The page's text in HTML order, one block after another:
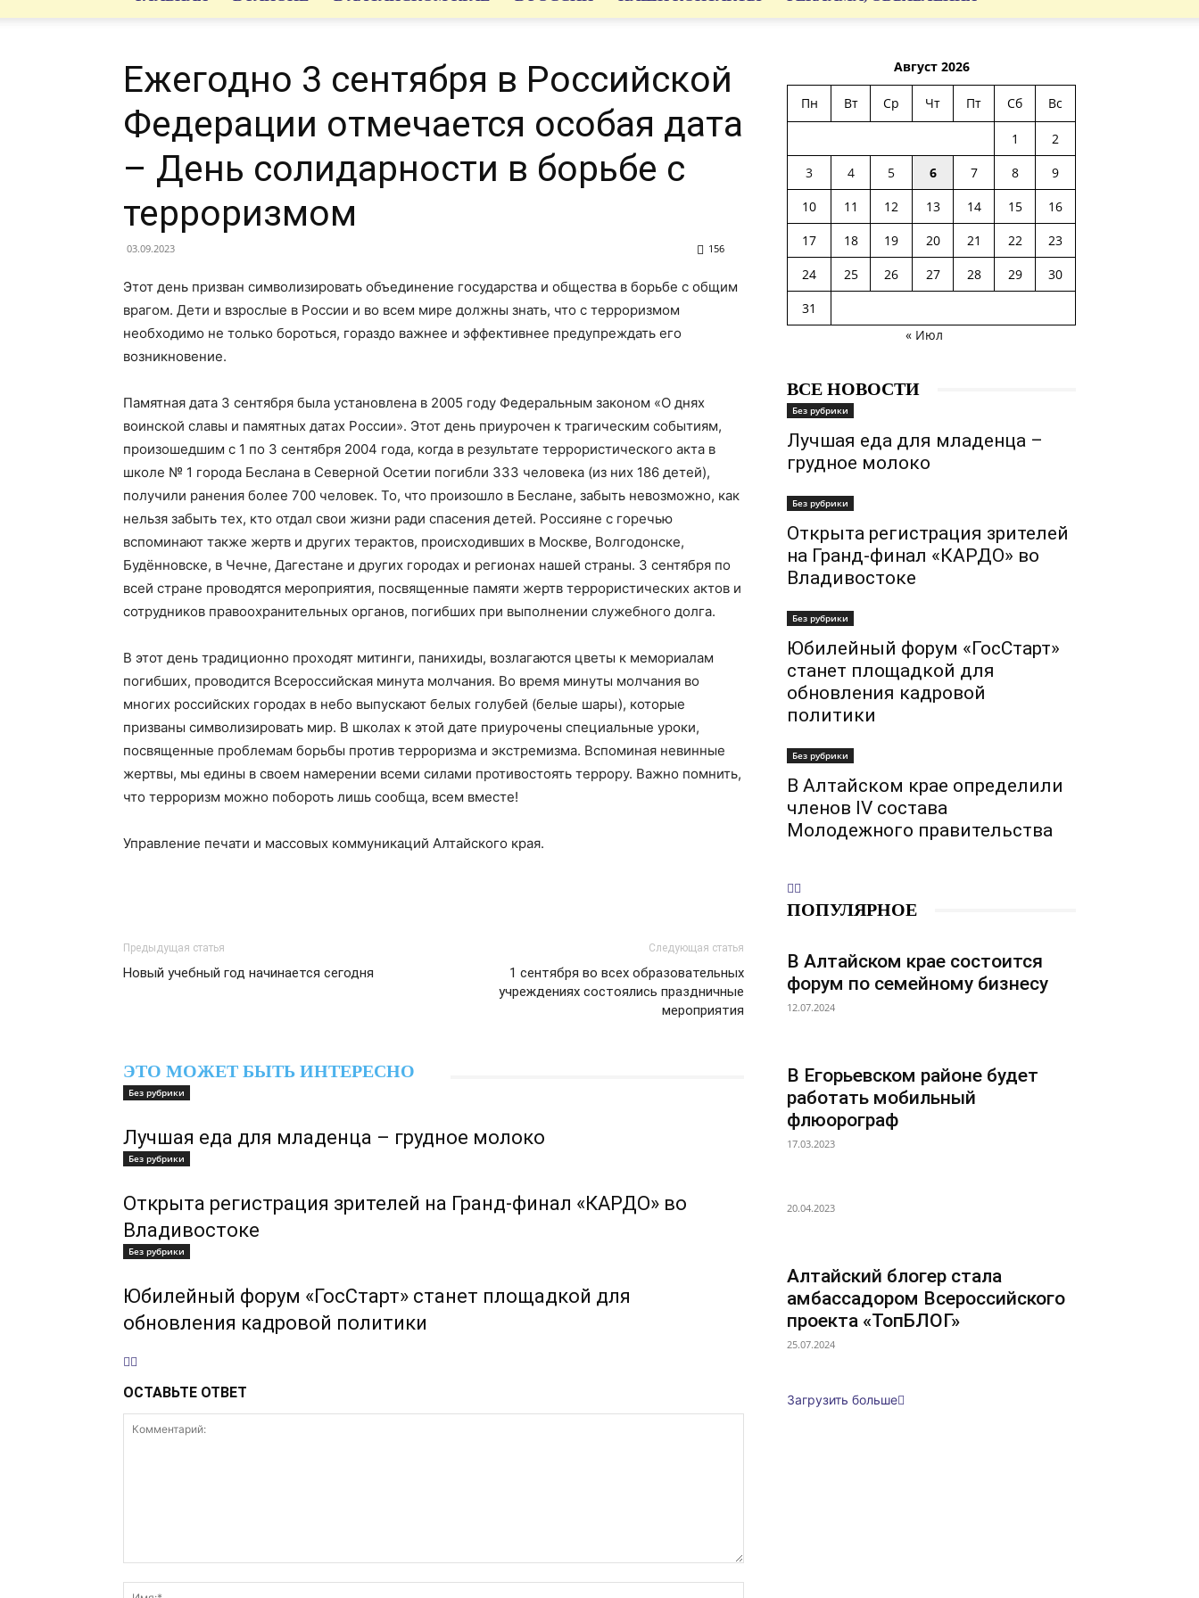
Ежегодно 3 сентября в Российской
Федерации отмечается особая дата
– День солидарности в борьбе с
терроризмом
03.09.2023 156
Этот день призван символизировать объединение государства и общества в борьбе с общим
врагом. Дети и взрослые в России и во всем мире должны знать, что с терроризмом
необходимо не только бороться, гораздо важнее и эффективнее предупреждать его
возникновение.
Памятная дата 3 сентября была установлена в 2005 году Федеральным законом «О днях
воинской славы и памятных датах России». Этот день приурочен к трагическим событиям,
произошедшим с 1 по 3 сентября 2004 года, когда в результате террористического акта в
школе № 1 города Беслана в Северной Осетии погибли 333 человека (из них 186 детей),
получили ранения более 700 человек. То, что произошло в Беслане, забыть невозможно, как
нельзя забыть тех, кто отдал свои жизни ради спасения детей. Россияне с горечью
вспоминают также жертв и других терактов, происходивших в Москве, Волгодонске,
Будённовске, в Чечне, Дагестане и других городах и регионах нашей страны. 3 сентября по
всей стране проводятся мероприятия, посвященные памяти жертв террористических актов и
сотрудников правоохранительных органов, погибших при выполнении служебного долга.
В этот день традиционно проходят митинги, панихиды, возлагаются цветы к мемориалам
погибших, проводится Всероссийская минута молчания. Во время минуты молчания во
многих российских городах в небо выпускают белых голубей (белые шары), которые
призваны символизировать мир. В школах к этой дате приурочены специальные уроки,
посвященные проблемам борьбы против терроризма и экстремизма. Вспоминая невинные
жертвы, мы едины в своем намерении всеми силами противостоять террору. Важно помнить,
что терроризм можно побороть лишь сообща, всем вместе!
Управление печати и массовых коммуникаций Алтайского края.
Предыдущая статья
Новый учебный год начинается сегодня
Следующая статья
1 сентября во всех образовательных
учреждениях состоялись праздничные
мероприятия
ЭТО МОЖЕТ БЫТЬ ИНТЕРЕСНО
Без рубрики
Лучшая еда для младенца – грудное молоко
Без рубрики
Открыта регистрация зрителей на Гранд-финал «КАРДО» во
Владивостоке
Без рубрики
Юбилейный форум «ГосСтарт» станет площадкой для
обновления кадровой политики
ОСТАВЬТЕ ОТВЕТ
Август 2026
Пн Вт Ср Чт Пт Сб Вс
1
2
3
4 5 6 7 8
9
10
11 12 13 14 15
16
17
18 19 20 21 22
23
24
25 26 27 28 29
30
31
« Июл
ВСЕ НОВОСТИ
Без рубрики
Лучшая еда для младенца –
грудное молоко
Без рубрики
Открыта регистрация зрителей
на Гранд-финал «КАРДО» во
Владивостоке
Без рубрики
Юбилейный форум «ГосСтарт»
станет площадкой для
обновления кадровой
политики
Без рубрики
В Алтайском крае определили
членов IV состава
Молодежного правительства
ПОПУЛЯРНОЕ
В Алтайском крае состоится
форум по семейному бизнесу
12.07.2024
В Егорьевском районе будет
работать мобильный
флюорограф
17.03.2023
20.04.2023
Алтайский блогер стала
амбассадором Всероссийского
проекта «ТопБЛОГ»
25.07.2024
Загрузить больше